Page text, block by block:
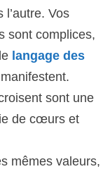
l’autre. Vos
sont complices,
langage des
sont une
de cœurs et
mêmes valeurs,